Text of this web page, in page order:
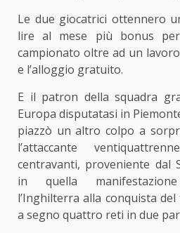
Le due giocatrici ottennero
lire al mese più bonus
campionato oltre ad un
e l’alloggio gratuito.
E il patron della squadra
Europa disputatasi in
piazzò un altro colpo a
l’attaccante
centravanti, proveniente dal
in quella
l’Inghilterra alla conquista
a segno quattro reti in due